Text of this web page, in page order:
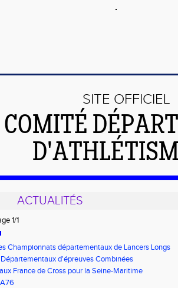
SITE OFFICIEL
COMITÉ
ACTUALITÉS
1/1
Championnats départementaux de Lancers Longs
d'épreuves Combinées
France de Cross pour la Seine-Maritime